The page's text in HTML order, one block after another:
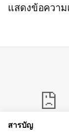
แสดงข้อควา
สารบัญ